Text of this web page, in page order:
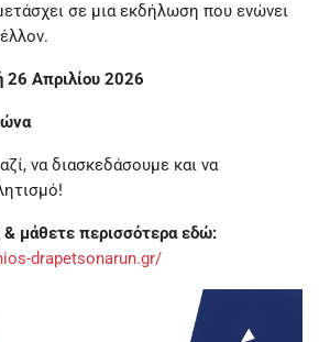
σε μια εκδήλωση που ενώνει
26 Απριλίου 2026
να διασκεδάσουμε και να
μάθετε περισσότερα εδώ:
drapetsonarun.gr/